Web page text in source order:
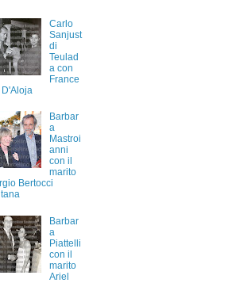
Carlo
Sanjust
di
Teulad
a con
France
D'Aloja
Barbar
a
Mastroi
anni
con il
marito
Bertocci
Barbar
a
Piattelli
con il
marito
Ariel